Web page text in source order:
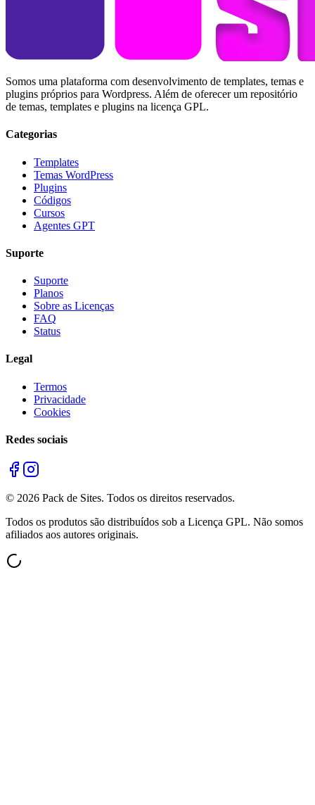
Somos uma plataforma com desenvolvimento de templates, temas e
plugins próprios para Wordpress. Além de oferecer um repositório
de temas, templates e plugins na licença GPL.
Categorias
Templates
Temas WordPress
Plugins
Códigos
Cursos
Agentes GPT
Suporte
Suporte
Planos
Sobre as Licenças
FAQ
Status
Legal
Termos
Privacidade
Cookies
Redes sociais
© 2026 Pack de Sites. Todos os direitos reservados.
Todos os produtos são distribuídos sob a Licença GPL. Não somos
afiliados aos autores originais.